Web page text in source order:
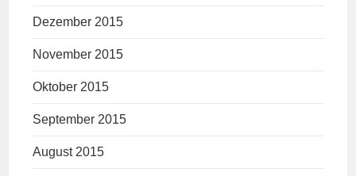
Dezember 2015
November 2015
Oktober 2015
September 2015
August 2015